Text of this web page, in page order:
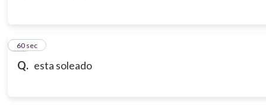
Q. esta soleado
19
60 sec